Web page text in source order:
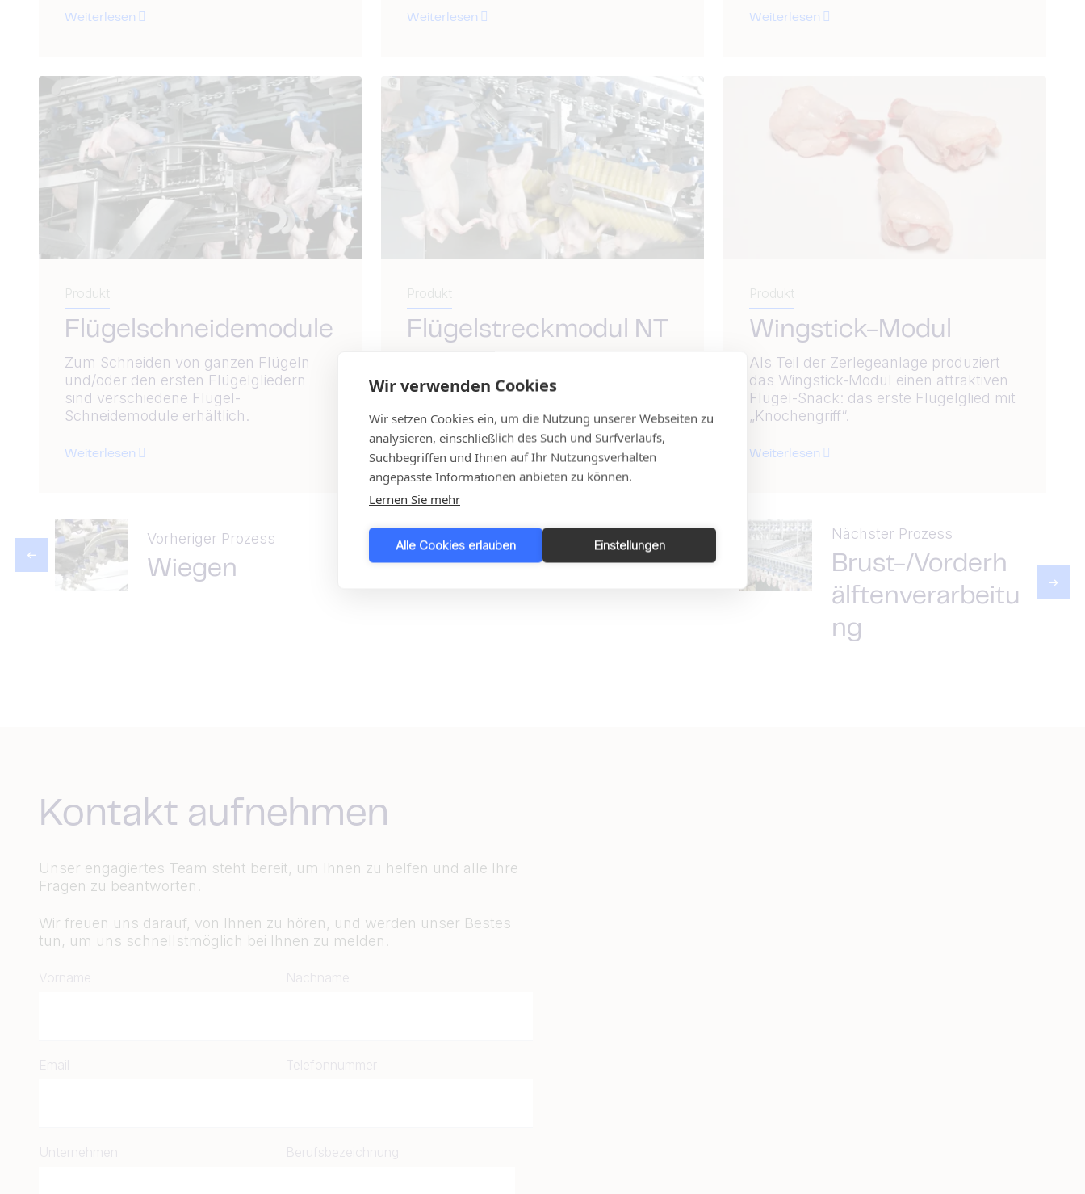
Wir verwenden Cookies
Wir setzen Cookies ein, um die Nutzung unserer Webseiten zu
analysieren, einschließlich des Such und Surfverlaufs,
Suchbegriffen und Ihnen auf Ihr Nutzungsverhalten
angepasste Informationen anbieten zu können.
Lernen Sie mehr
Alle Cookies erlauben Einstellungen
Weiterlesen Weiterlesen Weiterlesen
Produkt
Flügelschneidemodule
Zum Schneiden von ganzen Flügeln
und/oder den ersten Flügelgliedern
sind verschiedene Flügel-
Schneidemodule erhältlich.
Weiterlesen
Produkt
Flügelstreckmodul NT
streckt das NT-Flügelstreckmodul
oder Kühlung möglicherweise...
Weiterlesen
Produkt
Wingstick-Modul
Als Teil der Zerlegeanlage produziert
das Wingstick-Modul einen attraktiven
Flügel-Snack: das erste Flügelglied mit
„Knochengriff“.
Weiterlesen
Vorheriger Prozess
Wiegen
Nächster Prozess
Brust-/Vorderh
älftenverarbeitu
ng
Kontakt aufnehmen
Unser engagiertes Team steht bereit, um Ihnen zu helfen und alle Ihre
Fragen zu beantworten.
Wir freuen uns darauf, von Ihnen zu hören, und werden unser Bestes
tun, um uns schnellstmöglich bei Ihnen zu melden.